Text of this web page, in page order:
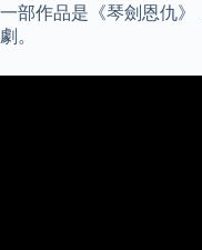
一部作品是《琴劍恩仇》
劇。